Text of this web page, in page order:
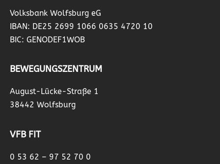
Volksbank Wolfsburg eG
IBAN: DE25 2699 1066 0635 4720 10
BIC: GENODEF1WOB
BEWEGUNGSZENTRUM
August-Lücke-Straße 1
38442 Wolfsburg
VFB FIT
0 53 62 – 97 52 70 0